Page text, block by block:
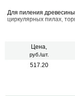
Для пиления
циркулярных пилах,
Цена,
руб./шт.
517.20